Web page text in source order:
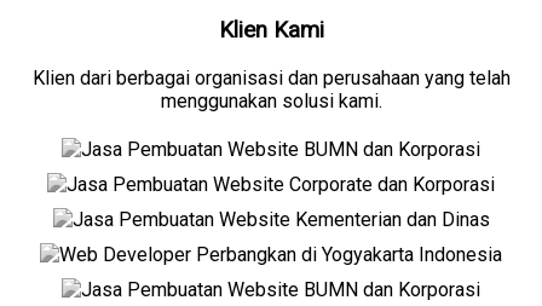
Klien Kami
Klien dari berbagai organisasi dan perusahaan yang telah
menggunakan solusi kami.